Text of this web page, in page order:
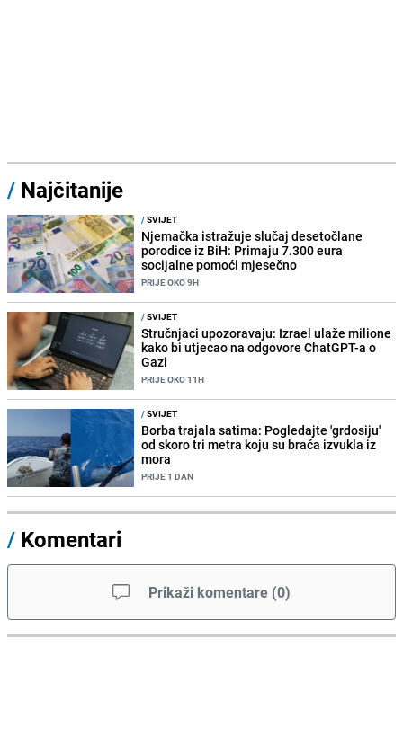
/ Najčitanije
/SVIJET
Njemačka istražuje slučaj desetočlane
porodice iz BiH: Primaju 7.300 eura
socijalne pomoći mjesečno
PRIJE OKO 9H
/SVIJET
Stručnjaci upozoravaju: Izrael ulaže milione
kako bi utjecao na odgovore ChatGPT-a o
Gazi
PRIJE OKO 11H
/SVIJET
Borba trajala satima: Pogledajte 'grdosiju'
od skoro tri metra koju su braća izvukla iz
mora
PRIJE 1 DAN
/ Komentari
Prikaži komentare (0)